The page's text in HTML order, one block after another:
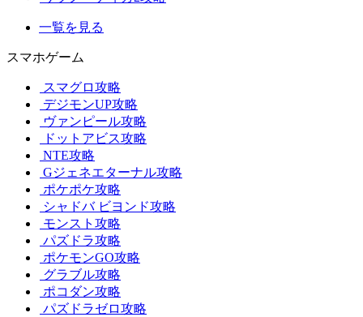
一覧を見る
スマホゲーム
スマグロ攻略
デジモンUP攻略
ヴァンピール攻略
ドットアビス攻略
NTE攻略
Gジェネエターナル攻略
ポケポケ攻略
シャドバ ビヨンド攻略
モンスト攻略
パズドラ攻略
ポケモンGO攻略
グラブル攻略
ポコダン攻略
パズドラゼロ攻略